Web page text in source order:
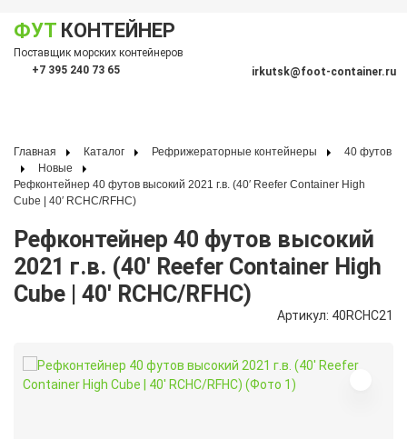
ФУТ КОНТЕЙНЕР
Поставщик морских контейнеров
+7 395 240 73 65
irkutsk@foot-container.ru
Главная Каталог Рефрижераторные контейнеры
40 футов
Новые
Рефконтейнер 40 футов высокий 2021 г.в. (40′ Reefer Container High
Cube | 40′ RCHC/RFHC)
Рефконтейнер 40 футов высокий
2021 г.в. (40′ Reefer Container High
Cube | 40′ RCHC/RFHC)
Артикул: 40RCHC21
меню